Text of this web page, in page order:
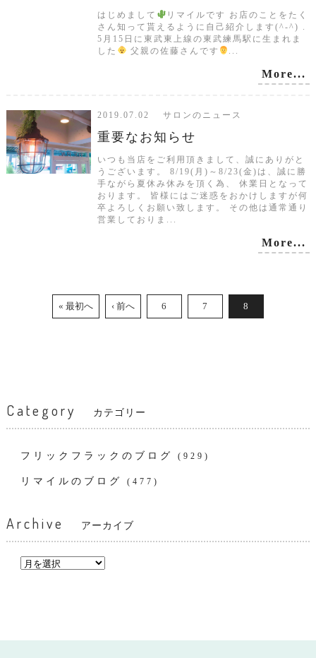
はじめまして
リマイルです お店のことをたく
さん知って貰えるように自己紹介します(^-^) .
5月15日に東武東上線の東武練馬駅に生まれま
した
父親の佐藤さんです ...
More...
2019.07.02 サロンのニュース
重要なお知らせ
いつも当店をご利用頂きまして、誠にありがと
うございます。 8/19(月)～8/23(金)は、誠に勝
手ながら夏休み休みを頂く為、 休業日となって
おります。 皆様にはご迷惑をおかけしますが何
卒よろしくお願い致します。 その他は通常通り
営業しておりま...
More...
« 最初へ ‹ 前へ 6 7 8
Category カテゴリー
フリックフラックのブログ (929)
リマイルのブログ (477)
Archive アーカイブ